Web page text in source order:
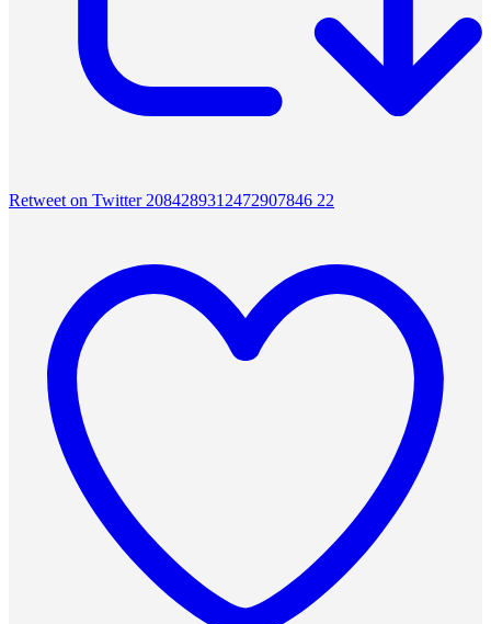
Retweet on Twitter 2084289312472907846 22